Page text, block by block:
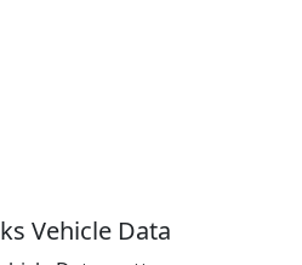
Vehicle Data